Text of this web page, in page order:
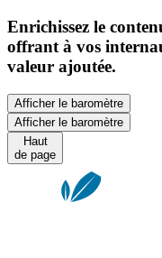
Enrichissez le
offrant à vos
valeur ajoutée.
Afficher le baromètre
Afficher le baromètre
Haut
de page